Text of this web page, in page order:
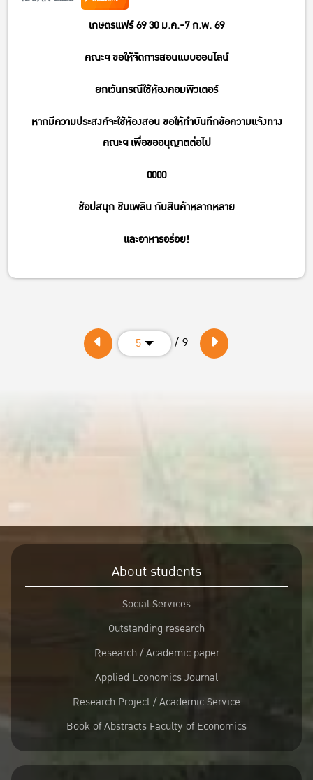
เกษตรแฟร์ 69 30 ม.ค.-7 ก.พ. 69
คณะฯ ขอให้จัดการสอนแบบออนไลน์
ยกเว้นกรณีใช้ห้องคอมพิวเตอร์
หากมีความประสงค์จะใช้ห้องสอน ขอให้ทำบันทึกข้อความแจ้งทาง
คณะฯ เพื่อขออนุญาตต่อไป
0000
ช้อปสนุก ชิมเพลิน กับสินค้าหลากหลาย
และอาหารอร่อย!
5 / 9
About students
Social Services
Outstanding research
Research / Academic paper
Applied Economics Journal
Research Project / Academic Service
Book of Abstracts Faculty of Economics